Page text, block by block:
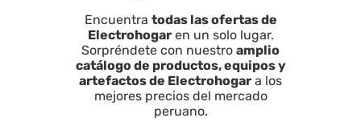
Encuentra todas las ofertas de
Electrohogaren un solo lugar.
Sorpréndete con nuestro amplio
catálogo de productos, equipos y
artefactos de Electrohogar a los
mejores precios del mercado
peruano.